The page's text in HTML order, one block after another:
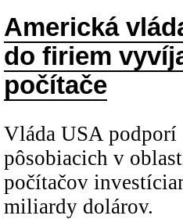
Americká
do firiem
počítače
Vláda USA podporí
pôsobiacich v
počítačov
miliardy dolárov.